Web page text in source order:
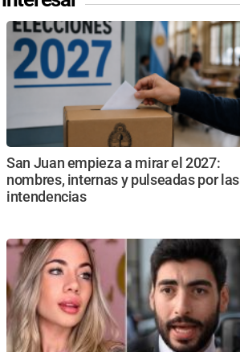
San Juan empieza a mirar el 2027:
nombres, internas y pulseadas por las
intendencias